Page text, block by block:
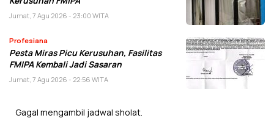
Jumat, 7 Agu 2026 - 23:00 WITA
Profesiana
Pesta Miras Picu Kerusuhan, Fasilitas
FMIPA Kembali Jadi Sasaran
Jumat, 7 Agu 2026 - 22:56 WITA
Gagal mengambil jadwal sholat.